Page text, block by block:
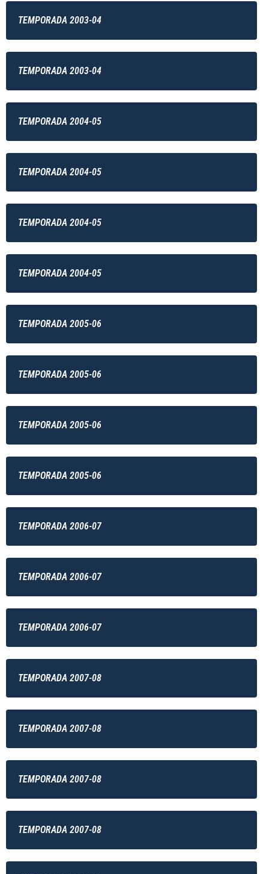
TEMPORADA 2003-04
TEMPORADA 2003-04
TEMPORADA 2004-05
TEMPORADA 2004-05
TEMPORADA 2004-05
TEMPORADA 2004-05
TEMPORADA 2005-06
TEMPORADA 2005-06
TEMPORADA 2005-06
TEMPORADA 2005-06
TEMPORADA 2006-07
TEMPORADA 2006-07
TEMPORADA 2006-07
TEMPORADA 2007-08
TEMPORADA 2007-08
TEMPORADA 2007-08
TEMPORADA 2007-08